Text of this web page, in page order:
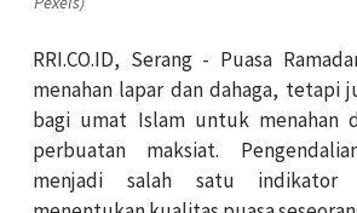
RRI.CO.ID, Serang - Puasa
menahan lapar dan dahaga, tetapi
bagi umat Islam untuk menahan
perbuatan maksiat.
menjadi salah satu indikator